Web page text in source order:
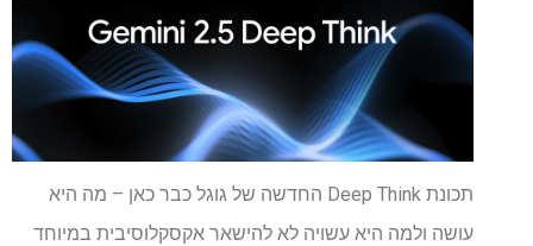
תכונת Deep Think החדשה של גוגל כבר כאן – מה היא
עושה ולמה היא עשויה לא להישאר אקסקלוסיבית במיוחד